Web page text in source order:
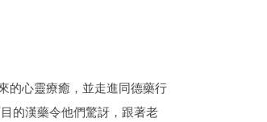
的心靈療癒，並走進同德藥行
的漢藥令他們驚訝，跟著老